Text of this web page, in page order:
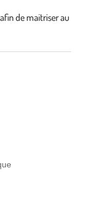
de maitriser au